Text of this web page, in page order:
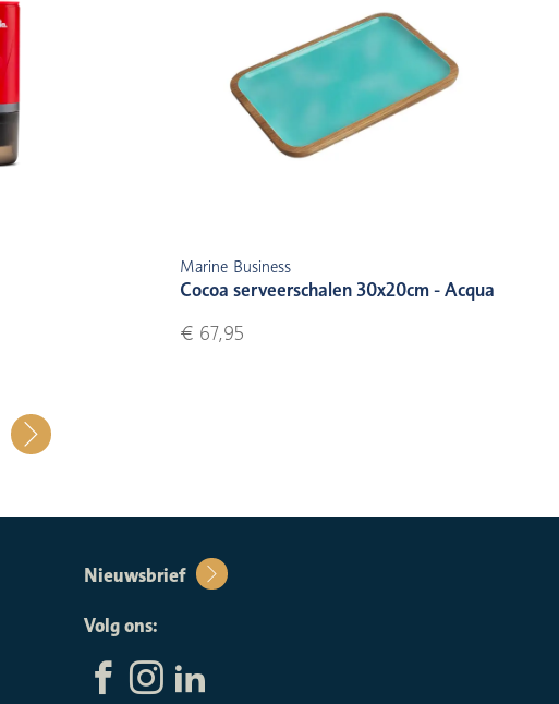
Marine Business
Cocoa serveerschalen 30x20cm - Acqua
€ 67,95
Nieuwsbrief
Volg ons: